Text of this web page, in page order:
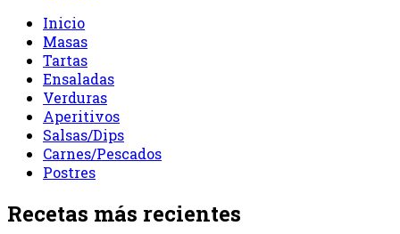
Inicio
Masas
Tartas
Ensaladas
Verduras
Aperitivos
Salsas/Dips
Carnes/Pescados
Postres
Recetas más recientes